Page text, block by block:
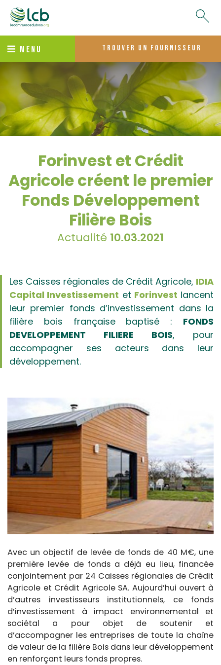
MENU trouver un fournisseur
Forinvest et Crédit
Agricole créent le premier
Fonds Développement
Filière Bois
Actualité 10.03.2021
Les Caisses régionales de Crédit Agricole, IDIA
Capital Investissement et Forinvest lancent
leur premier fonds d’investissement dans la
filière bois française baptisé : FONDS
DEVELOPPEMENT FILIERE BOIS, pour
accompagner ses acteurs dans leur
développement.
Avec un objectif de levée de fonds de 40 M€, une
première levée de fonds a déjà eu lieu, financée
conjointement par 24 Caisses régionales de Crédit
Agricole et Crédit Agricole SA. Aujourd’hui ouvert à
d’autres investisseurs institutionnels, ce fonds
d’investissement à impact environnemental et
sociétal a pour objet de soutenir et
d’accompagner les entreprises de toute la chaîne
de valeur de la filière Bois dans leur développement
en renforçant leurs fonds propres.